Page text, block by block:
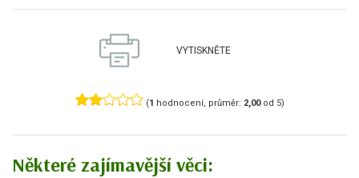
VYTISKNĚTE
(1 hodnocení, průměr: 2,00od 5)
Některé zajímavější věci: